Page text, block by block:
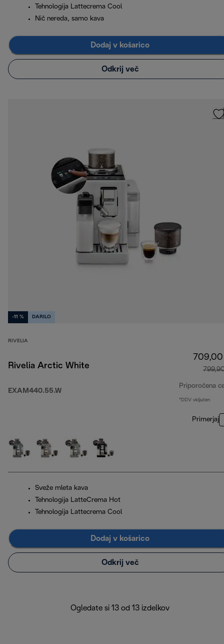
Tehnologija Lattecrema Cool
Nič nereda, samo kava
Dodaj v košarico
Odkrij več
-11 % DARILO
RIVELIA
Rivelia Arctic White
EXAM440.55.W
Priporočena
*DDV vključen
Primerjaj
Sveže mleta kava
Tehnologija LatteCrema Hot
Tehnologija Lattecrema Cool
Dodaj v košarico
Odkrij več
Ogledate si 13 od 13 izdelkov